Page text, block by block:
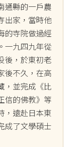
通縣的一戶農
出家，當時他
的寺院做過經
一九四九年從
後，於東初老
後不久，在高
，並完成《比
信的佛教》等
，遠赴日本東
成了文學碩士